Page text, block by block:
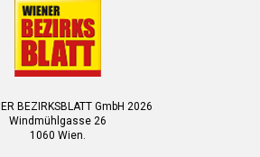
BEZIRKSBLATT GmbH 2026
Windmühlgasse 26
1060 Wien.